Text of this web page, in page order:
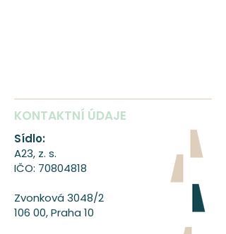
KONTAKTNÍ ÚDAJE
Sídlo:
A23, z. s.
IČO: 70804818
Zvonková 3048/2
106 00, Praha 10